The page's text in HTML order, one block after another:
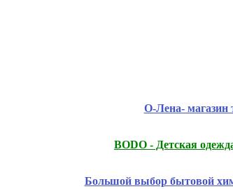
О-Лена- магазин
BODO - Детская
Большой выбор бытовой